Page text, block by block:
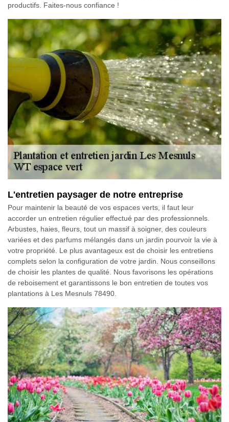
productifs. Faites-nous confiance !
L'entretien paysager de notre entreprise
Pour maintenir la beauté de vos espaces verts, il faut leur
accorder un entretien régulier effectué par des professionnels.
Arbustes, haies, fleurs, tout un massif à soigner, des couleurs
variées et des parfums mélangés dans un jardin pourvoir la vie à
votre propriété. Le plus avantageux est de choisir les entretiens
complets selon la configuration de votre jardin. Nous conseillons
de choisir les plantes de qualité. Nous favorisons les opérations
de reboisement et garantissons le bon entretien de toutes vos
plantations à Les Mesnuls 78490.